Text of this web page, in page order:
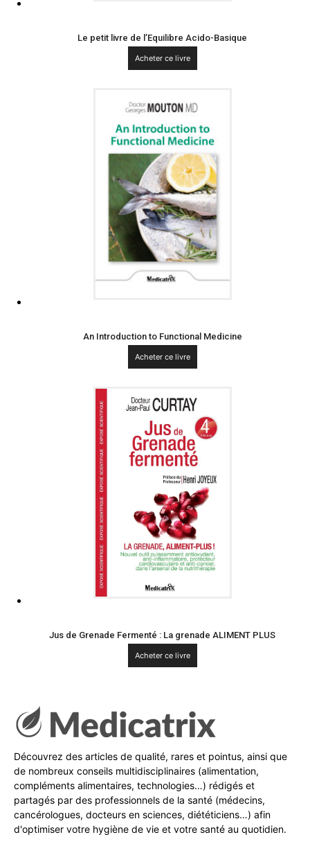
Le petit livre de l’Equilibre Acido-Basique
Acheter ce livre
An Introduction to Functional Medicine
Acheter ce livre
Jus de Grenade Fermenté : La grenade ALIMENT PLUS
Acheter ce livre
Découvrez des articles de qualité, rares et pointus, ainsi que
de nombreux conseils multidisciplinaires (alimentation,
compléments alimentaires, technologies…) rédigés et
partagés par des professionnels de la santé (médecins,
cancérologues, docteurs en sciences, diététiciens…) afin
d'optimiser votre hygiène de vie et votre santé au quotidien.